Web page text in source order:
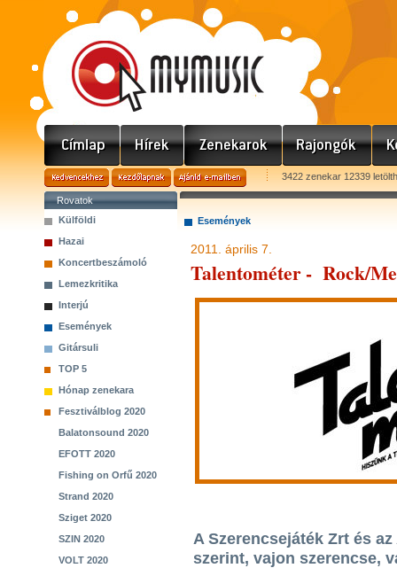
3422 zenekar 12339
Rovatok
Külföldi
Hazai
Koncertbeszámoló
Lemezkritika
Interjú
Események
Gitársuli
TOP 5
Hónap zenekara
Fesztiválblog 2020
Balatonsound 2020
EFOTT 2020
Fishing on Orfű 2020
Strand 2020
Sziget 2020
SZIN 2020
VOLT 2020
Események
2011. április 7.
Talentométer - Rock/
A Szerencsejáték Zrt és
szerint, vajon szerencse,